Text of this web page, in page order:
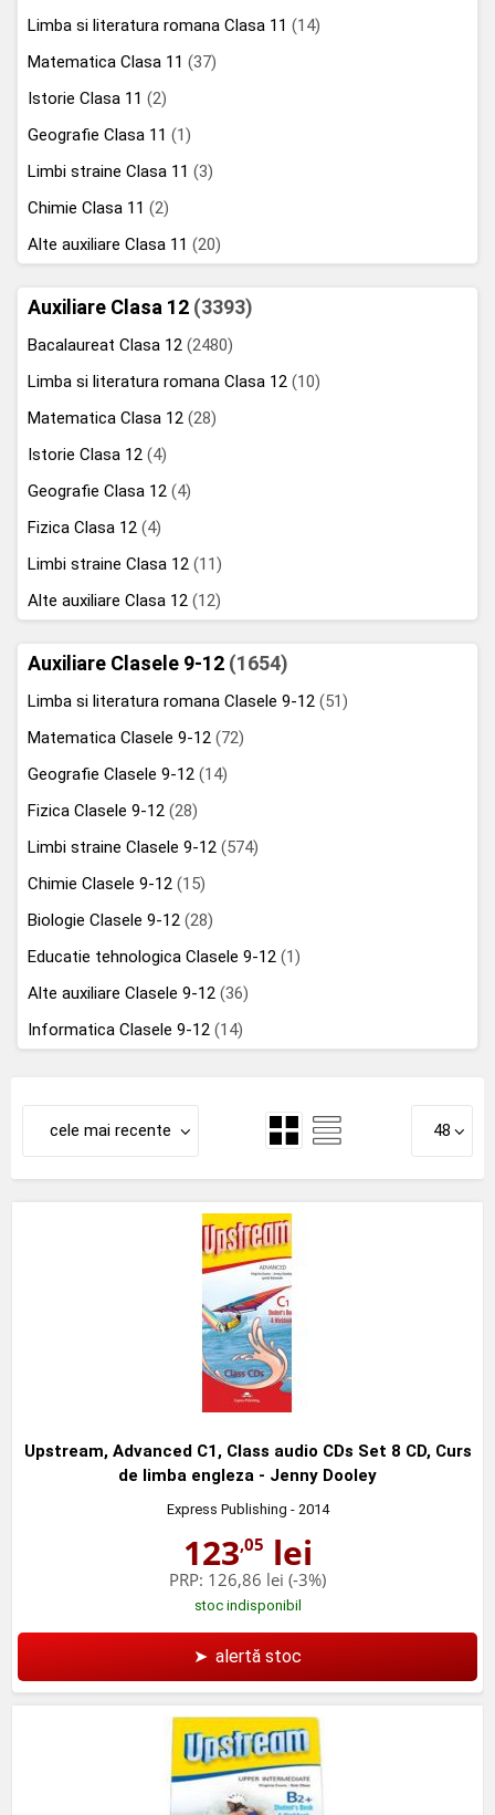
Limba si literatura romana Clasa 11 (14)
Matematica Clasa 11 (37)
Istorie Clasa 11 (2)
Geografie Clasa 11 (1)
Limbi straine Clasa 11 (3)
Chimie Clasa 11 (2)
Alte auxiliare Clasa 11 (20)
Auxiliare Clasa 12 (3393)
Bacalaureat Clasa 12 (2480)
Limba si literatura romana Clasa 12 (10)
Matematica Clasa 12 (28)
Istorie Clasa 12 (4)
Geografie Clasa 12 (4)
Fizica Clasa 12 (4)
Limbi straine Clasa 12 (11)
Alte auxiliare Clasa 12 (12)
Auxiliare Clasele 9-12 (1654)
Limba si literatura romana Clasele 9-12 (51)
Matematica Clasele 9-12 (72)
Geografie Clasele 9-12 (14)
Fizica Clasele 9-12 (28)
Limbi straine Clasele 9-12 (574)
Chimie Clasele 9-12 (15)
Biologie Clasele 9-12 (28)
Educatie tehnologica Clasele 9-12 (1)
Alte auxiliare Clasele 9-12 (36)
Informatica Clasele 9-12 (14)
cele mai recente 48
Upstream, Advanced C1, Class audio CDs Set 8 CD, Curs
de limba engleza - Jenny Dooley
Express Publishing - 2014
123,05 lei
PRP: 126,86 lei (-3%)
stoc indisponibil
➤ alertă stoc